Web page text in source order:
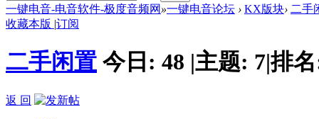
一键电音-电音软件-极度音频网 »一键电音论坛 › KX版块› 二手
收藏本版 |订阅
二手闲置 今日: 48 |主题: 7|排
返 回